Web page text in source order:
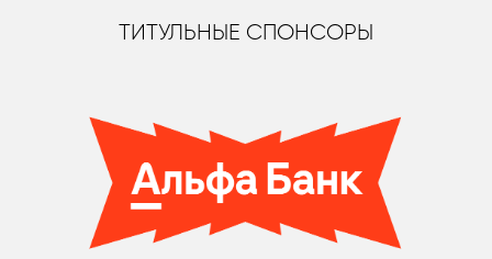
ТИТУЛЬНЫЕ СПОНСОРЫ